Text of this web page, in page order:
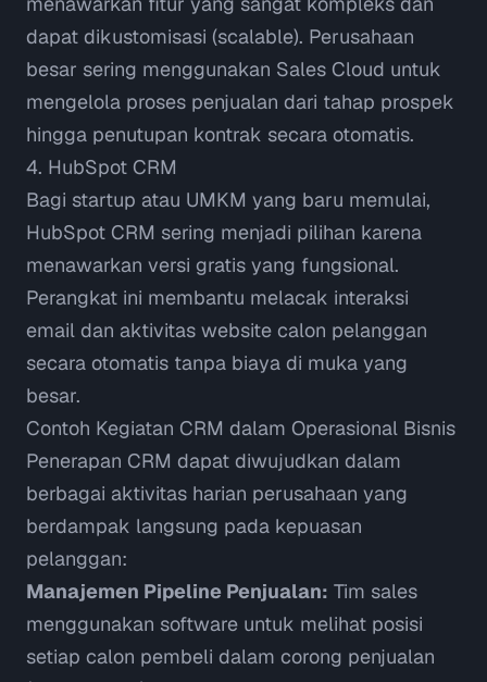
dapat dikustomisasi (scalable). Perusahaan
besar sering menggunakan Sales Cloud untuk
mengelola proses penjualan dari tahap prospek
hingga penutupan kontrak secara otomatis.
4. HubSpot CRM
Bagi startup atau UMKM yang baru memulai,
HubSpot CRM sering menjadi pilihan karena
menawarkan versi gratis yang fungsional.
Perangkat ini membantu melacak interaksi
email dan aktivitas website calon pelanggan
secara otomatis tanpa biaya di muka yang
besar.
Contoh Kegiatan CRM dalam Operasional Bisnis
Penerapan CRM dapat diwujudkan dalam
berbagai aktivitas harian perusahaan yang
berdampak langsung pada kepuasan
pelanggan:
Manajemen Pipeline Penjualan: Tim sales
menggunakan software untuk melihat posisi
setiap calon pembeli dalam corong penjualan